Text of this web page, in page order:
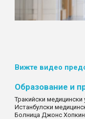
Вижте видео
Образование и
Тракийски медицински
Истанбулски
Болница Джонс